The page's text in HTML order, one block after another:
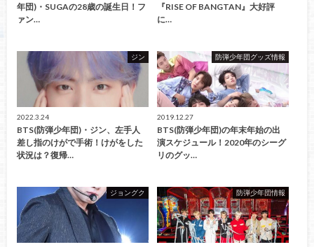
年団)・SUGAの28歳の誕生日！フ
ァン…
『RISE OF BANGTAN』大好評
に…
ジン
2022.3.24
BTS(防弾少年団)・ジン、左手人
差し指のけがで手術！けがをした
状況は？復帰…
防弾少年団グッズ情報
2019.12.27
BTS(防弾少年団)の年末年始の出
演スケジュール！2020年のシーグ
リのグッ…
ジョングク 防弾少年団情報